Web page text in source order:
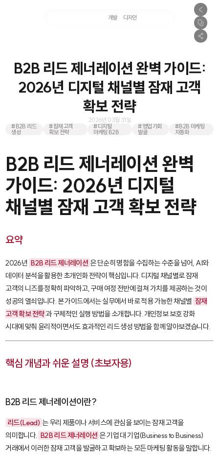
개발 디자인
B2B 리드 제너레이션 완벽 가이드:
2026년 디지털 채널별 잠재 고객
확보 전략
2026년 03월 31일
#B2B 리드
생성
#잠재 고객
확보 전략
#디지털
마케팅 B2B
#영업 기회
발굴
#B2B 마케팅
자동화
B2B 리드 제너레이션 완벽
가이드: 2026년 디지털
채널별 잠재 고객 확보 전략
요약
2026년 B2B 리드 제너레이션 은 단순히 명함을 수집하는 수준을 넘어, AI와
데이터 분석을 활용한 초개인화 전략이 핵심입니다. 디지털 채널별로 잠재
고객의 니즈를 정확히 파악하고, 구매 여정 전반에 걸쳐 가치를 제공하는 것이
성공의 열쇠입니다. 본 가이드에서는 실무에서 바로 적용 가능한 채널별 잠재
고객 확보 전략과 구체적인 실행 방법을 소개합니다. 개인정보 보호 강화
시대에 맞춰 윤리적이면서도 효과적인 리드 생성 방법을 함께 알아보겠습니다.
핵심 개념과 쉬운 설명 (초보자용)
B2B 리드 제너레이션이란?
리드(Lead) 는 우리 제품이나 서비스에 관심을 보이는 잠재 고객을
의미합니다. B2B 리드 제너레이션 은 기업 대 기업(Business to Business)
거래에서 이러한 잠재 고객을 발굴하고 확보하는 모든 마케팅 활동을 말합니다.